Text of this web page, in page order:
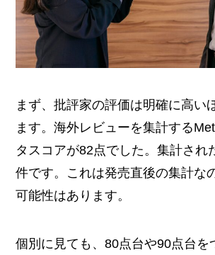
まず、批評家の評価は明確に高い
ます。海外レビューを集計する
タスコアが82点でした。集計され
件です。これは発売直後の集計な
可能性はあります。
個別に見ても、80点台や90点台を